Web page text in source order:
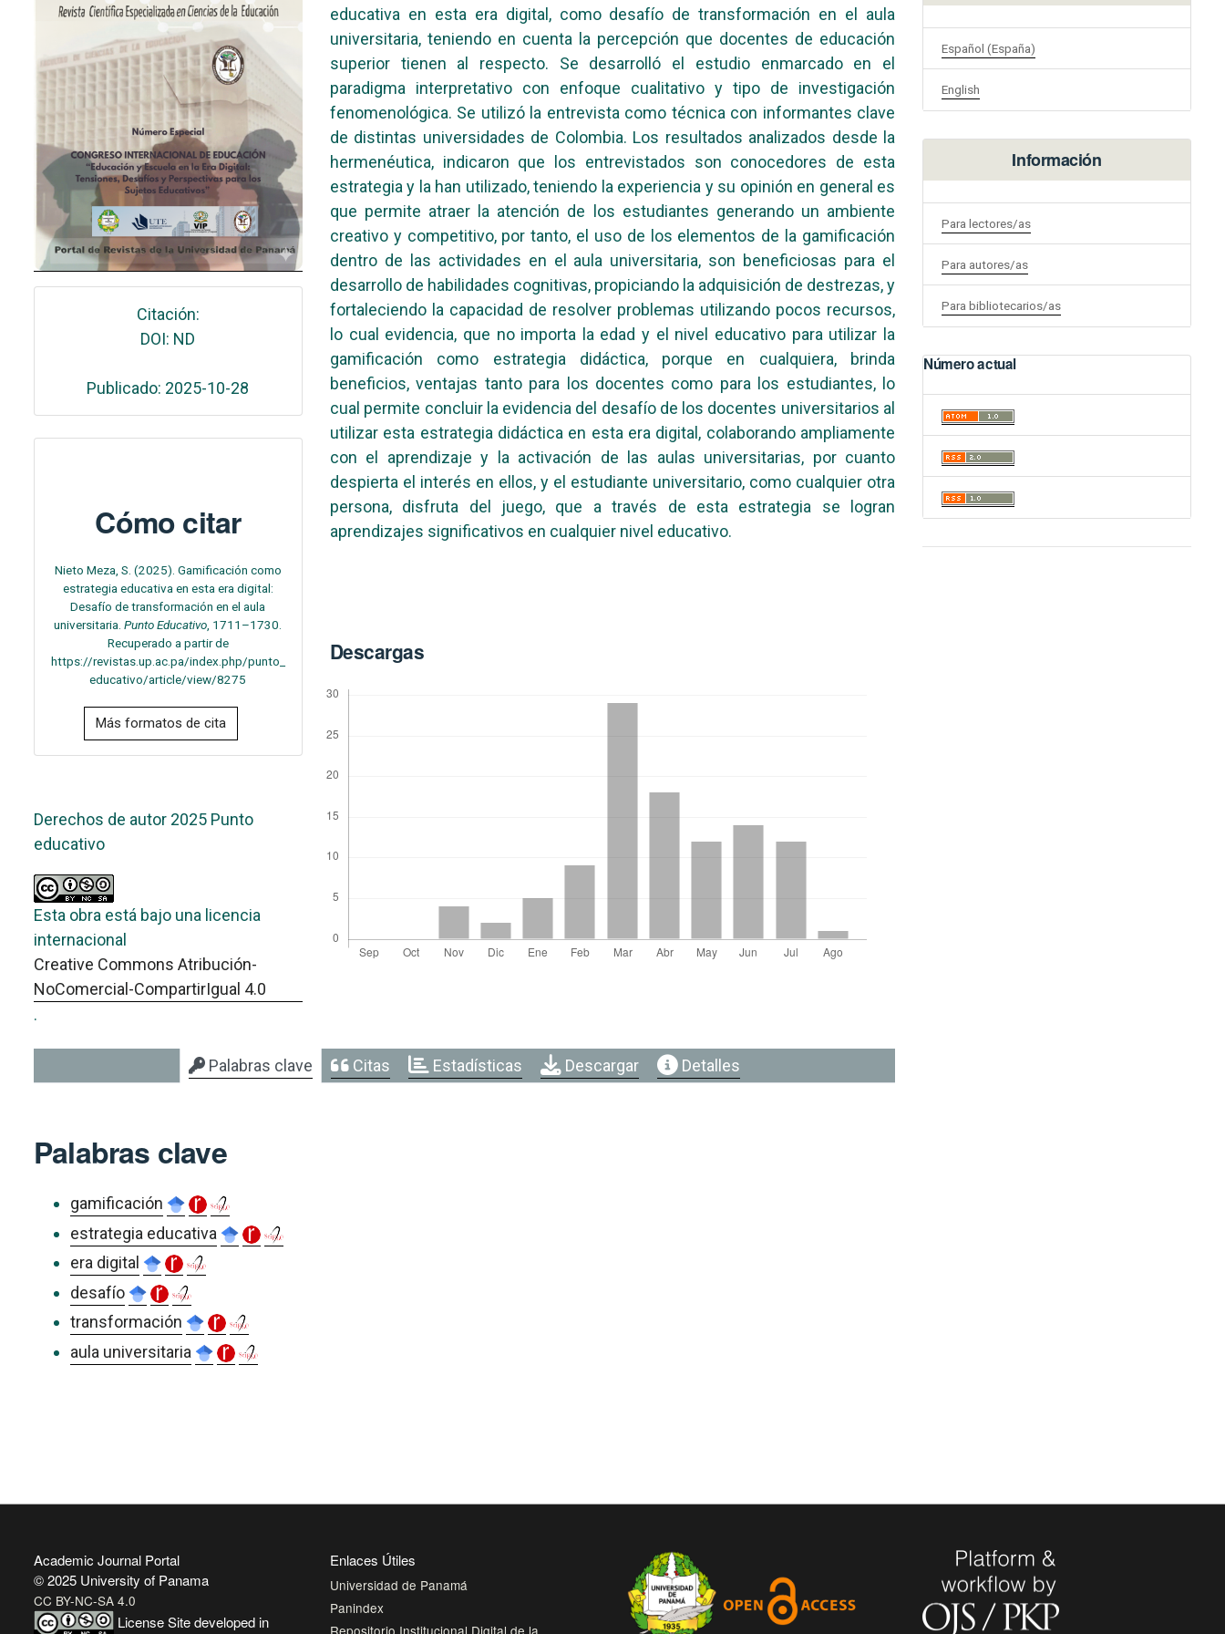
Citación:
DOI: ND
Publicado: 2025-10-28
Cómo citar
Nieto Meza, S. (2025). Gamificación como
estrategia educativa en esta era digital:
Desafío de transformación en el aula
universitaria.Punto Educativo , 1711–1730.
Recuperado a partir de
https://revistas.up.ac.pa/index.php/punto_
educativo/article/view/8275
Más formatos de cita
Derechos de autor 2025 Punto
educativo
Esta obra está bajo una licencia
internacional
Creative Commons Atribución-
NoComercial-CompartirIgual 4.0
.
educativa en esta era digital, como desafío de transformación en el aula
universitaria, teniendo en cuenta la percepción que docentes de educación
superior tienen al respecto. Se desarrolló el estudio enmarcado en el
paradigma interpretativo con enfoque cualitativo y tipo de investigación
fenomenológica. Se utilizó la entrevista como técnica con informantes clave
de distintas universidades de Colombia. Los resultados analizados desde la
hermenéutica, indicaron que los entrevistados son conocedores de esta
estrategia y la han utilizado, teniendo la experiencia y su opinión en general es
que permite atraer la atención de los estudiantes generando un ambiente
creativo y competitivo, por tanto, el uso de los elementos de la gamificación
dentro de las actividades en el aula universitaria, son beneficiosas para el
desarrollo de habilidades cognitivas, propiciando la adquisición de destrezas, y
fortaleciendo la capacidad de resolver problemas utilizando pocos recursos,
lo cual evidencia, que no importa la edad y el nivel educativo para utilizar la
gamificación como estrategia didáctica, porque en cualquiera, brinda
beneficios, ventajas tanto para los docentes como para los estudiantes, lo
cual permite concluir la evidencia del desafío de los docentes universitarios al
utilizar esta estrategia didáctica en esta era digital, colaborando ampliamente
con el aprendizaje y la activación de las aulas universitarias, por cuanto
despierta el interés en ellos, y el estudiante universitario, como cualquier otra
persona, disfruta del juego, que a través de esta estrategia se logran
aprendizajes significativos en cualquier nivel educativo.
Descargas
Palabras clave Citas Estadísticas Descargar Detalles
Palabras clave
gamificación
estrategia educativa
era digital
desafío
transformación
aula universitaria
Español (España)
English
Información
Para lectores/as
Para autores/as
Para bibliotecarios/as
Número actual
Academic Journal Portal
© 2025 University of Panama
CC BY-NC-SA 4.0
LicenseSite developed in
Enlaces Útiles
Universidad de Panamá
Panindex